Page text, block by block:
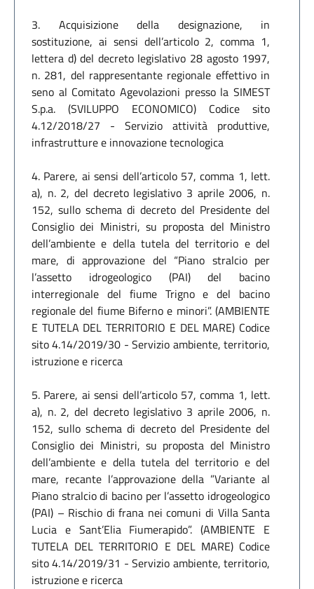
3. Acquisizione della designazione, in
sostituzione, ai sensi dell’articolo 2, comma 1,
lettera d) del decreto legislativo 28 agosto 1997,
n. 281, del rappresentante regionale effettivo in
seno al Comitato Agevolazioni presso la SIMEST
S.p.a. (SVILUPPO ECONOMICO) Codice sito
4.12/2018/27 - Servizio attività produttive,
infrastrutture e innovazione tecnologica
4. Parere, ai sensi dell’articolo 57, comma 1, lett.
a), n. 2, del decreto legislativo 3 aprile 2006, n.
152, sullo schema di decreto del Presidente del
Consiglio dei Ministri, su proposta del Ministro
dell’ambiente e della tutela del territorio e del
mare, di approvazione del “Piano stralcio per
l’assetto idrogeologico (PAI) del bacino
interregionale del fiume Trigno e del bacino
regionale del fiume Biferno e minori”. (AMBIENTE
E TUTELA DEL TERRITORIO E DEL MARE) Codice
sito 4.14/2019/30 - Servizio ambiente, territorio,
istruzione e ricerca
5. Parere, ai sensi dell’articolo 57, comma 1, lett.
a), n. 2, del decreto legislativo 3 aprile 2006, n.
152, sullo schema di decreto del Presidente del
Consiglio dei Ministri, su proposta del Ministro
dell’ambiente e della tutela del territorio e del
mare, recante l’approvazione della ”Variante al
Piano stralcio di bacino per l’assetto idrogeologico
(PAI) – Rischio di frana nei comuni di Villa Santa
Lucia e Sant’Elia Fiumerapido”. (AMBIENTE E
TUTELA DEL TERRITORIO E DEL MARE) Codice
sito 4.14/2019/31 - Servizio ambiente, territorio,
istruzione e ricerca